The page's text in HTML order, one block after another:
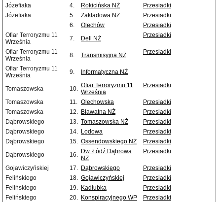
Józefiaka
4. Rokicińska NŻ
Przesiadki
Józefiaka
5. Zakładowa NŻ
Przesiadki
6.
Olechów
Przesiadki
Ofiar Terroryzmu 11
Września
7. Dell NŻ Przesiadki
Ofiar Terroryzmu 11
Września
8. Transmisyjna NŻ Przesiadki
Ofiar Terroryzmu 11
Września
9. Informatyczna NŻ
Tomaszowska 10. Ofiar Terroryzmu 11
Września
Przesiadki
Tomaszowska 11. Olechowska
Przesiadki
Tomaszowska
12. Bławatna NŻ
Przesiadki
Dąbrowskiego
13. Tomaszowska NŻ
Przesiadki
Dąbrowskiego
14. Lodowa
Przesiadki
Dąbrowskiego
15. Ossendowskiego NŻ
Przesiadki
Dąbrowskiego
16. Dw. Łódź Dąbrowa
NŻ
Przesiadki
Gojawiczyńskiej 17. Dąbrowskiego
Przesiadki
Felińskiego
18. Gojawiczyńskiej
Przesiadki
Felińskiego
19. Kadłubka
Przesiadki
Felińskiego
20. Konspiracyjnego WP
Przesiadki